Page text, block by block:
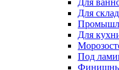
Для
Для
Для
Под